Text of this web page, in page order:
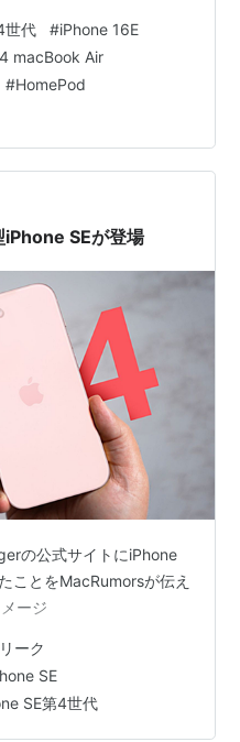
していません。発表が
MacRumorsがまとめて
16E 新しい
ームハブ AirTag 2 A…
世代 #iPhone 16E
macBook Air
#HomePod
iPhone SEが登場
の公式サイトにiPhone
ことをMacRumorsが伝え
ージ
ーク
SE
SE第4世代